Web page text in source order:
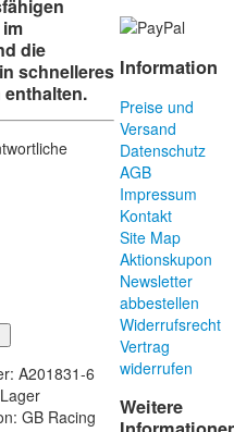
die
schnelleres
A201831-6
GB Racing
Information
Preise und
Versand
Datenschutz
AGB
Impressum
Kontakt
Site Map
Aktionskupon
Newsletter
abbestellen
Widerrufsrecht
Vertrag
widerrufen
Weitere